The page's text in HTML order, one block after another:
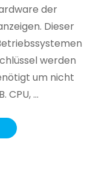
der
Dieser
werden
um nicht
CPU, …